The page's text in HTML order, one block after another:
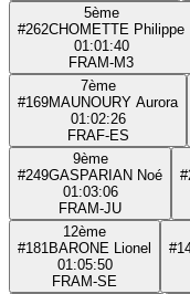
5ème
#262CHOMETTE Philippe
01:01:40
FRAM-M3
7ème
#169MAUNOURY Aurora
01:02:26
FRAF-ES
9ème
#249GASPARIAN Noé
01:03:06
FRAM-JU
12ème
#181 BARONE Lionel
01:05:50
FRAM-SE